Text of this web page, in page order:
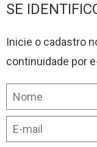
SE
Inicie o cadastro
continuidade por